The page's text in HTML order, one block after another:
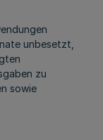
unbesetzt,
zu
sowie